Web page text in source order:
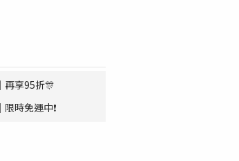
再享95折🎊
時免運中❗